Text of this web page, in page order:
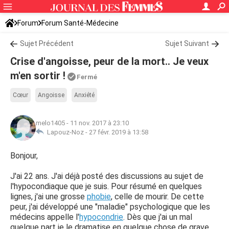
Forum Forum Santé-Médecine
Symptômes et maladies courantes
Sujet Précédent Sujet Suivant
Crise d'angoisse, peur de la mort.. Je veux
m'en sortir !
Fermé
Cœur Angoisse Anxiété
melo1405 - 11 nov. 2017 à 23:10
Lapouz-Noz - 27 févr. 2019 à 13:58
Bonjour,
J'ai 22 ans. J'ai déjà posté des discussions au sujet de
l'hypocondiaque que je suis. Pour résumé en quelques
lignes, j'ai une grosse phobie, celle de mourir. De cette
peur, j'ai développé une "maladie" psychologique que les
médecins appelle l'hypocondrie. Dès que j'ai un mal